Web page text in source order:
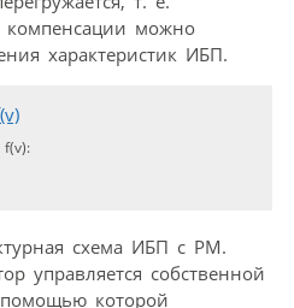
можно
характеристик ИБП.
схема ИБП с РМ.
управляется собственной
которой